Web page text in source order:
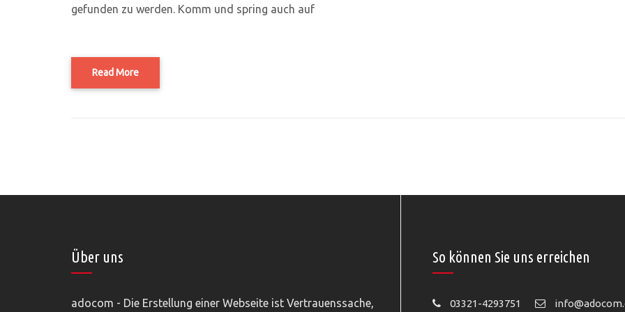
gefunden zu werden. Komm und spring auch auf
Read More
Über uns
adocom - Die Erstellung einer Webseite ist Vertrauenssache,
So können Sie uns erreichen
03321-4293751